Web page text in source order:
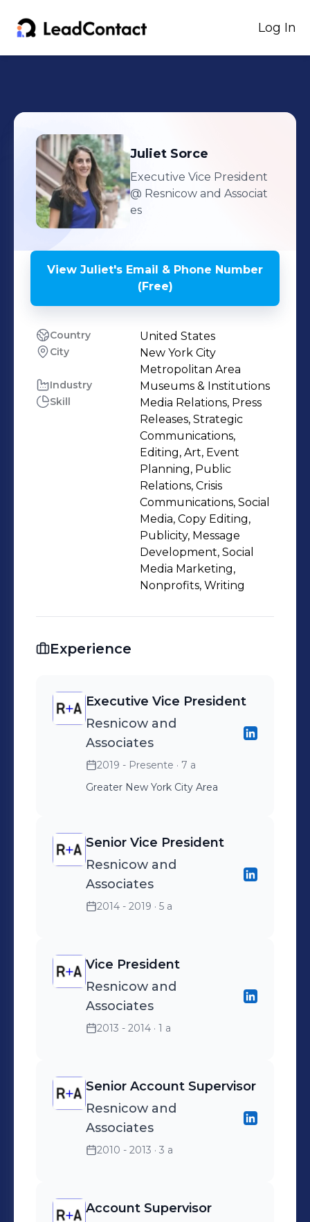
Log In
Juliet Sorce
Executive Vice President
@ Resnicow and Associat
es
View Juliet's Email & Phone Number
(Free)
Country United States
City
New York City
Metropolitan Area
Industry Museums & Institutions
Skill
Media Relations, Press
Releases, Strategic
Communications,
Editing, Art, Event
Planning, Public
Relations, Crisis
Communications, Social
Media, Copy Editing,
Publicity, Message
Development, Social
Media Marketing,
Nonprofits, Writing
Experience
Executive Vice President
Resnicow and
Associates
2019 - Presente · 7 a
Greater New York City Area
Senior Vice President
Resnicow and
Associates
2014 - 2019 · 5 a
Vice President
Resnicow and
Associates
2013 - 2014 · 1 a
Senior Account Supervisor
Resnicow and
Associates
2010 - 2013 · 3 a
Account Supervisor